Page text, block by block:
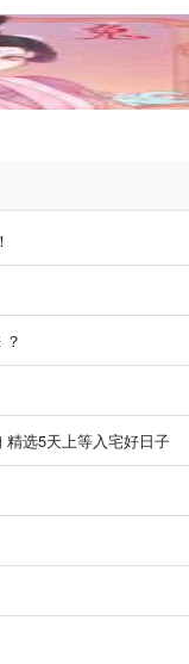
？
精选5天上等入宅好日子